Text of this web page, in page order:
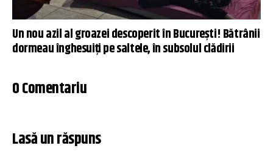
Un nou azil al groazei descoperit în București! Bătrânii
dormeau înghesuiți pe saltele, în subsolul clădirii
0 Comentariu
Lasă un răspuns